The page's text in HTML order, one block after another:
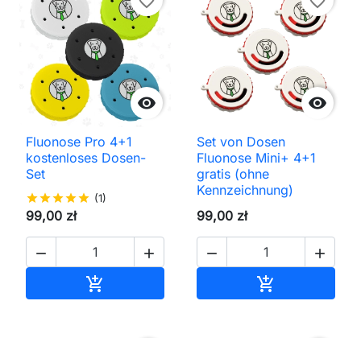

Fluonose Pro 4+1
kostenloses Dosen-
Set
starstarstarstarstar (1)
99,00 zł
 


Set von Dosen
Fluonose Mini+ 4+1
gratis (ohne
Kennzeichnung)
99,00 zł
 
